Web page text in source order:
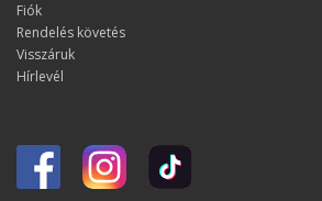
Fiók
Rendelés követés
Visszáruk
Hírlevél